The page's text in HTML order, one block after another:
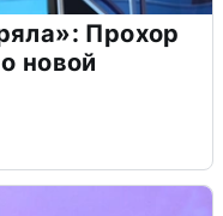
Прохор
новой